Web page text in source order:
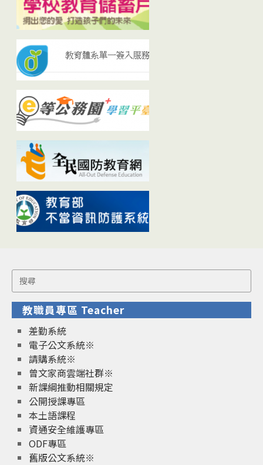
Search
for:
教職員專區 Teacher
差勤系統
電子公文系統※
請購系統※
曾文家商雲端社群※
新課綱推動相關規定
公開授課專區
本土語課程
資通安全維護專區
ODF專區
舊版公文系統※